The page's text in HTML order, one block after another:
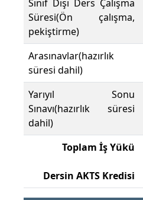
Sınıf Dışı Ders Çalışma
Süresi(Ön çalışma,
pekiştirme)
Arasınavlar(hazırlık
süresi dahil)
Yarıyıl Sonu
Sınavı(hazırlık süresi
dahil)
Toplam İş Yükü
Dersin AKTS Kredisi